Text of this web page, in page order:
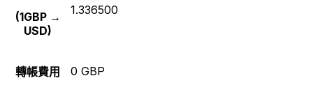
(1GBP →
USD)
1.336500
轉帳費用 0 GBP